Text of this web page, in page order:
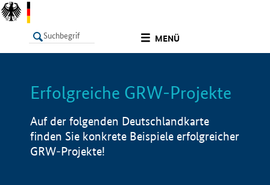
MENÜ
LISTE Info
Erfolgreiche GRW-Projekte
Auf der folgenden Deutschlandkarte
finden Sie konkrete Beispiele erfolgreicher
GRW-Projekte!